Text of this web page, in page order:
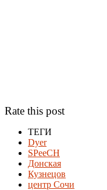
Rate this post
ТЕГИ
Dyer
SPeeCH
Донская
Кузнецов
центр Сочи